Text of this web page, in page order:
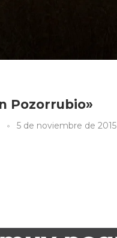
Pozorrubio»
5 de noviembre de 2015